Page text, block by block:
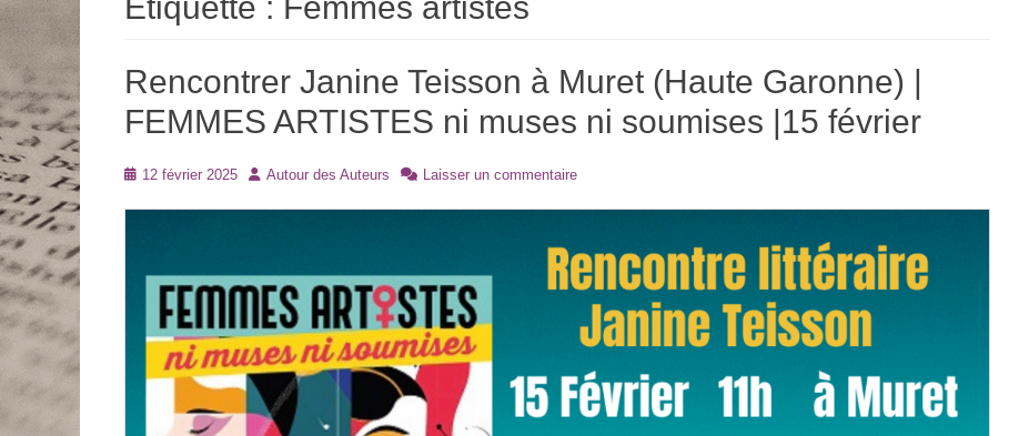
Rencontrer Janine Teisson à Muret (Haute Garonne) |
FEMMES ARTISTES ni muses ni soumises |15 février
Posté12 février 2025 Auteur
Autour des Auteurs Laisser un commentaire